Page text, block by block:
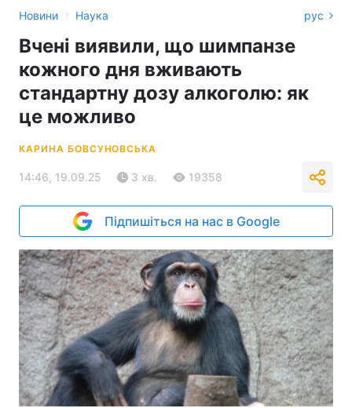
Новини › Наука рус
Вчені виявили, що шимпанзе
кожного дня вживають
стандартну дозу алкоголю: як
це можливо
КАРИНА БОВСУНОВСЬКА
14:46, 19.09.25 3 хв. 19358
Підпишіться на нас в Google